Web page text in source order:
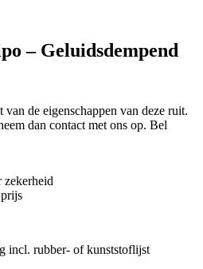
– Geluidsdempend
de eigenschappen van deze ruit.
dan contact met ons op. Bel
zekerheid
incl. rubber- of kunststoflijst